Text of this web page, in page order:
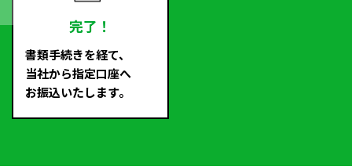
完了！
書類手続きを経て、
当社から指定口座へ
お振込いたします。